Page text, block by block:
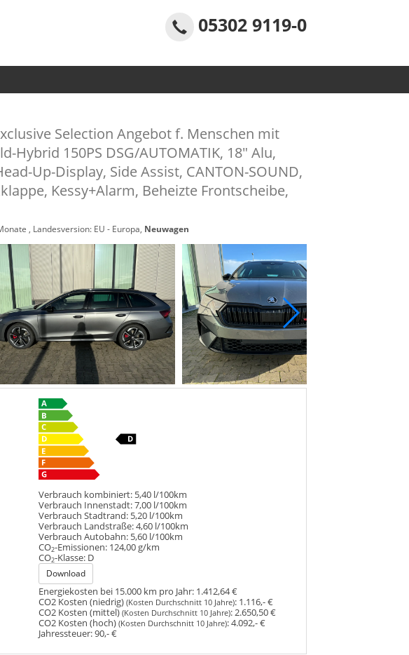
05302 9119-0
Selection Angebot f. Menschen mit
Hybrid 150PS DSG/AUTOMATIK, 18" Alu,
Up-Display, Side Assist, CANTON-SOUND,
Kessy+Alarm, Beheizte Frontscheibe,
, Landesversion: EU - Europa, Neuwagen
Verbrauch kombiniert: 5,40 l/100km
Verbrauch Innenstadt:7,00 l/100km
Verbrauch Stadtrand: 5,20 l/100km
Verbrauch Landstraße:4,60 l/100km
Verbrauch Autobahn: 5,60 l/100km
CO2-Emissionen: 124,00 g/km
CO2-Klasse: D
Download
Energiekosten bei 15.000 km pro Jahr: 1.412,64 €
CO2 Kosten (niedrig)(Kosten Durchschnitt 10 Jahre): 1.116,- €
CO2 Kosten (mittel)(Kosten Durchschnitt 10 Jahre):2.650,50 €
CO2 Kosten (hoch)(Kosten Durchschnitt 10 Jahre):4.092,- €
Jahressteuer:90,- €